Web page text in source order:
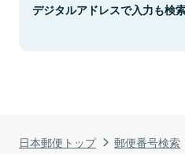
日本郵便トップ 郵便番号検索
デジタルアドレスで入力も検